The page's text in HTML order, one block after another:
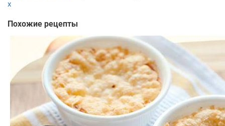
x
Похожие рецепты